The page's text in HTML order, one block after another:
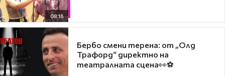
08:16
Бербо смени терена: от „Олд
Трафорд“ директно на
театралната сцена👀⚽